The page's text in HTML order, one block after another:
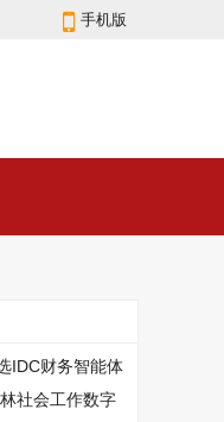
手机版
IDC财务智能体
社会工作数字